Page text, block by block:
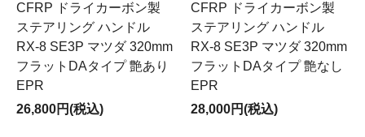
CFRP ドライカーボン製
ステアリング ハンドル
RX-8 SE3P マツダ 320mm
フラットDAタイプ 艶あり
EPR
26,800円(税込)
CFRP ドライカーボン製
ステアリング ハンドル
RX-8 SE3P マツダ 320mm
フラットDAタイプ 艶なし
EPR
28,000円(税込)